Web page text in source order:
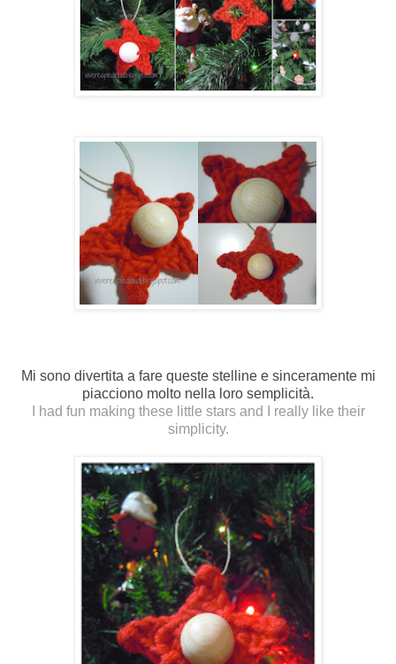
Mi sono divertita a fare queste stelline e sinceramente mi
piacciono molto nella loro semplicità.
I had fun making these little stars and I really like their
simplicity.